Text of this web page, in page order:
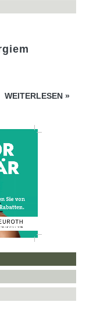
WEITERLESEN »